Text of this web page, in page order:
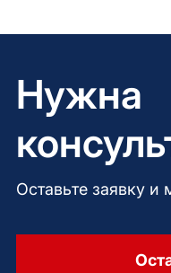
Нужна
Оставьте заявку